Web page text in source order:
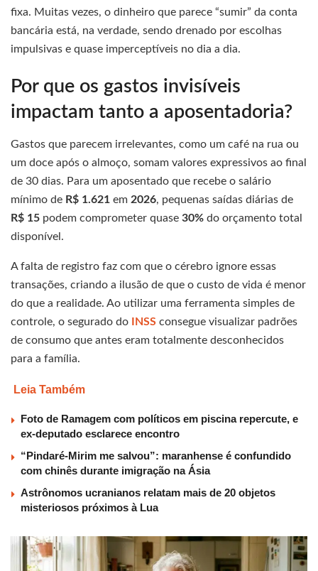
fixa. Muitas vezes, o dinheiro que parece “sumir” da conta
bancária está, na verdade, sendo drenado por escolhas
impulsivas e quase imperceptíveis no dia a dia.
Por que os gastos invisíveis
impactam tanto a aposentadoria?
Gastos que parecem irrelevantes, como um café na rua ou
um doce após o almoço, somam valores expressivos ao final
de 30 dias. Para um aposentado que recebe o salário
mínimo de R$ 1.621 em 2026, pequenas saídas diárias de
R$ 15 podem comprometer quase 30% do orçamento total
disponível.
A falta de registro faz com que o cérebro ignore essas
transações, criando a ilusão de que o custo de vida é menor
do que a realidade. Ao utilizar uma ferramenta simples de
controle, o segurado do
INSS consegue visualizar padrões
de consumo que antes eram totalmente desconhecidos
para a família.
Leia Também
Foto de Ramagem com políticos em piscina repercute, e
ex-deputado esclarece encontro
“Pindaré-Mirim me salvou”: maranhense é confundido
com chinês durante imigração na Ásia
Astrônomos ucranianos relatam mais de 20 objetos
misteriosos próximos à Lua